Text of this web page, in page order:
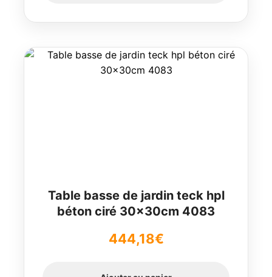
Table basse de jardin teck hpl
béton ciré 30x30cm 4083
444,18€